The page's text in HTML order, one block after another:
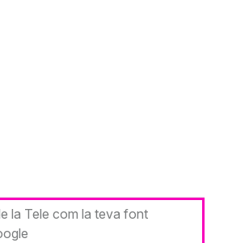
la Tele com la teva font